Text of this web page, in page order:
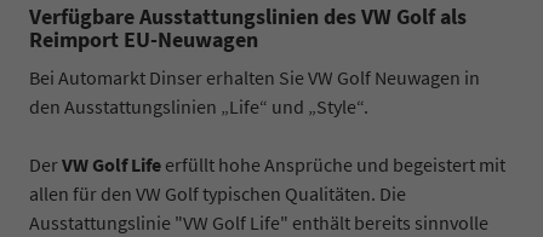
Verfügbare Ausstattungslinien des VW Golf als
Reimport EU-Neuwagen
Bei Automarkt Dinser erhalten Sie VW Golf Neuwagen in
den Ausstattungslinien „Life“ und „Style“.
DerVW Golf Life erfüllt hohe Ansprüche und begeistert mit
allen für den VW Golf typischen Qualitäten. Die
Ausstattungslinie "VW Golf Life" enthält bereits sinnvolle